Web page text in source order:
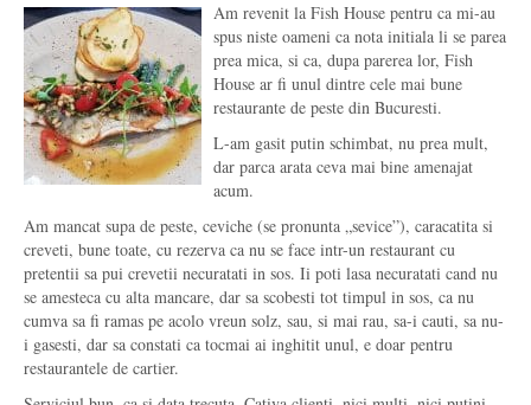
Am revenit la Fish House pentru ca mi-au
spus niste oameni ca nota initiala li se parea
prea mica, si ca, dupa parerea lor, Fish
House ar fi unul dintre cele mai bune
restaurante de peste din Bucuresti.
L-am gasit putin schimbat, nu prea mult,
dar parca arata ceva mai bine amenajat
acum.
Am mancat supa de peste, ceviche (se pronunta „sevice”), caracatita si
creveti, bune toate, cu rezerva ca nu se face intr-un restaurant cu
pretentii sa pui crevetii necuratati in sos. Ii poti lasa necuratati cand nu
se amesteca cu alta mancare, dar sa scobesti tot timpul in sos, ca nu
cumva sa fi ramas pe acolo vreun solz, sau, si mai rau, sa-i cauti, sa nu-
i gasesti, dar sa constati ca tocmai ai inghitit unul, e doar pentru
restaurantele de cartier.